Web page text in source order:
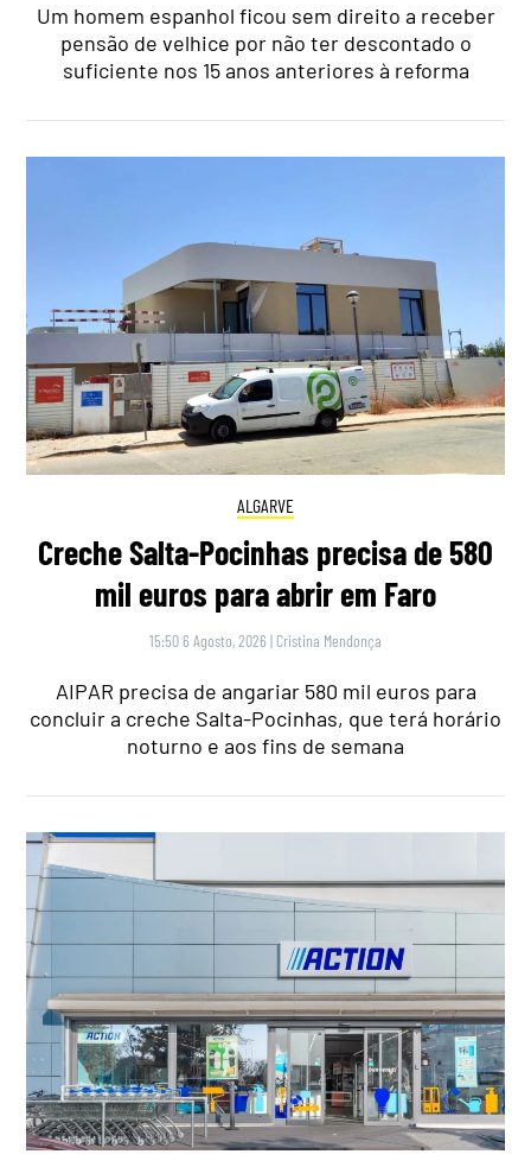
Um homem espanhol ficou sem direito a receber
pensão de velhice por não ter descontado o
suficiente nos 15 anos anteriores à reforma
ALGARVE
Creche Salta-Pocinhas precisa de 580
mil euros para abrir em Faro
15:50 6 Agosto, 2026 | Cristina Mendonça
AIPAR precisa de angariar 580 mil euros para
concluir a creche Salta-Pocinhas, que terá horário
noturno e aos fins de semana